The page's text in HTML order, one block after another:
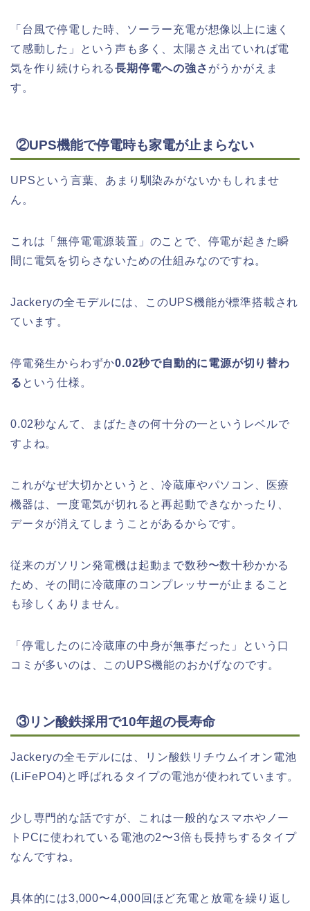
「台風で停電した時、ソーラー充電が想像以上に速く
て感動した」という声も多く、太陽さえ出ていれば電
気を作り続けられる長期停電への強さ がうかがえま
す。
②UPS機能で停電時も家電が止まらない
UPSという言葉、あまり馴染みがないかもしれませ
ん。
これは「無停電電源装置」のことで、停電が起きた瞬
間に電気を切らさないための仕組みなのですね。
Jackeryの全モデルには、このUPS機能が標準搭載され
ています。
停電発生からわずか0.02秒で自動的に電源が切り替わ
る という仕様。
0.02秒なんて、まばたきの何十分の一というレベルで
すよね。
これがなぜ大切かというと、冷蔵庫やパソコン、医療
機器は、一度電気が切れると再起動できなかったり、
データが消えてしまうことがあるからです。
従来のガソリン発電機は起動まで数秒〜数十秒かかる
ため、その間に冷蔵庫のコンプレッサーが止まること
も珍しくありません。
「停電したのに冷蔵庫の中身が無事だった」という口
コミが多いのは、このUPS機能のおかげなのです。
③リン酸鉄採用で10年超の長寿命
Jackeryの全モデルには、リン酸鉄リチウムイオン電池
(LiFePO4)と呼ばれるタイプの電池が使われています。
少し専門的な話ですが、これは一般的なスマホやノー
トPCに使われている電池の2〜3倍も長持ちするタイプ
なんですね。
具体的には3,000〜4,000回ほど充電と放電を繰り返し